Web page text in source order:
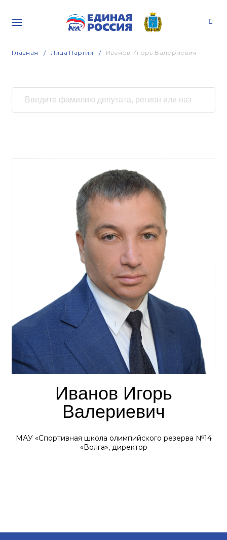
Главная Лица Партии Иванов Игорь Валериевич
Иванов Игорь
Валериевич
МАУ «Спортивная школа олимпийского резерва №14
«Волга», директор